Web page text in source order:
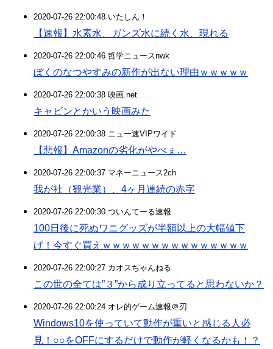
2020-07-26 22:00:48 いたしん！
【速報】水素水、ガンズ水に続く水、現れる
2020-07-26 22:00:46 哲学ニュースnwk
ぼくのなつやすみの新作が出ない理由ｗｗｗｗｗ
2020-07-26 22:00:38 映画.net
キャビンとかいう映画みた
2020-07-26 22:00:38 ニュー速VIPワイド
【悲報】Amazonの劣化がやべぇ…
2020-07-26 22:00:37 マネーニュース2ch
我が社（観光業）、4ヶ月連続の赤字
2020-07-26 22:00:30 ついんてーる速報
100日後に死ぬワニグッズが半額以上の大幅値下
げ！今すぐ買えｗｗｗｗｗｗｗｗｗｗｗｗｗｗｗ
2020-07-26 22:00:27 カオスちゃんねる
この世の全ては”３”から成り立ってると思わないか？
2020-07-26 22:00:24 オレ的ゲーム速報＠刃
Windows10を使っていて動作が重いと感じる人必
見！○○をOFFにするだけで動作が軽くなるかも！？